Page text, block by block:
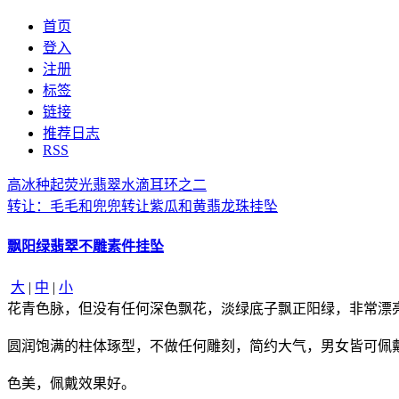
首页
登入
注册
标签
链接
推荐日志
RSS
高冰种起荧光翡翠水滴耳环之二
转让：毛毛和兜兜转让紫瓜和黄翡龙珠挂坠
飘阳绿翡翠不雕素件挂坠
大 | 中 | 小
花青色脉，但没有任何深色飘花，淡绿底子飘正阳绿，非常漂
圆润饱满的柱体琢型，不做任何雕刻，简约大气，男女皆可佩
色美，佩戴效果好。